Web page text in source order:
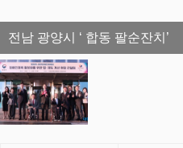
전남 광양시 ‘ 합동 팔순잔치’